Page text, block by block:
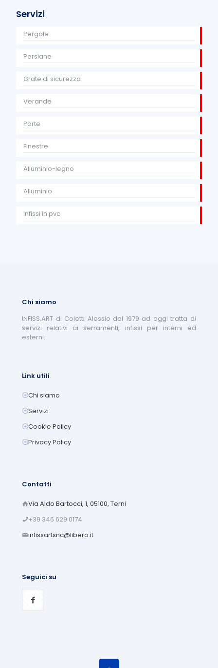
Servizi
Pergole
Persiane
Grate di sicurezza
Verande
Porte
Finestre
Alluminio-legno
Alluminio
Infissi in pvc
Chi siamo
INFISS.ART di Coletti Alessio dal 1979 ad oggi tratta di
servizi relativi ai serramenti, infissi per interni ed
esterni.
Link utili
Chi siamo
Servizi
Cookie Policy
Privacy Policy
Contatti
Via Aldo Bartocci, 1, 05100, Terni
+39 346 629 0174
infissartsnc@libero.it
Seguici su